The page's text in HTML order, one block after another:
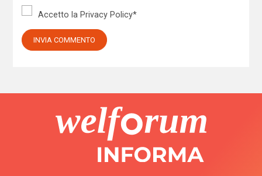
Accetto la Privacy Policy*